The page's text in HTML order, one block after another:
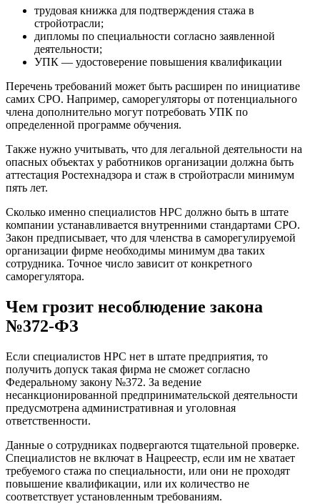
трудовая книжка для подтверждения стажа в
стройотрасли;
дипломы по специальности согласно заявленной
деятельности;
УПК — удостоверение повышения квалификации
Перечень требований может быть расширен по инициативе
самих СРО. Например, саморегуляторы от потенциального
члена дополнительно могут потребовать УПК по
определенной программе обучения.
Также нужно учитывать, что для легальной деятельности на
опасных объектах у работников организации должна быть
аттестация Ростехнадзора и стаж в стройотрасли минимум
пять лет.
Сколько именно специалистов НРС должно быть в штате
компании устанавливается внутренними стандартами СРО.
Закон предписывает, что для членства в саморегулируемой
организации фирме необходимы минимум два таких
сотрудника. Точное число зависит от конкретного
саморегулятора.
Чем грозит несоблюдение закона
№372-ФЗ
Если специалистов НРС нет в штате предприятия, то
получить допуск такая фирма не сможет согласно
Федеральному закону №372. За ведение
несанкционированной предпринимательской деятельности
предусмотрена административная и уголовная
ответственности.
Данные о сотрудниках подвергаются тщательной проверке.
Специалистов не включат в Нацреестр, если им не хватает
требуемого стажа по специальности, или они не проходят
повышение квалификации, или их количество не
соответствует установленным требованиям.